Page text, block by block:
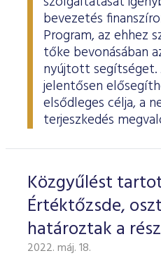
bevezetés
Program, az ehhez
tőke bevonásában
nyújtott segítséget.
jelentősen
elsődleges célja, a
terjeszkedés
Közgyűlést
Értéktőzsde,
határoztak a
2022. máj. 18.